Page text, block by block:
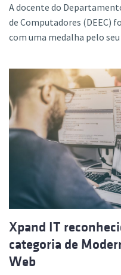
A docente do
de Computadores (DEEC)
com uma medalha pelo
Xpand IT
categoria de
Web